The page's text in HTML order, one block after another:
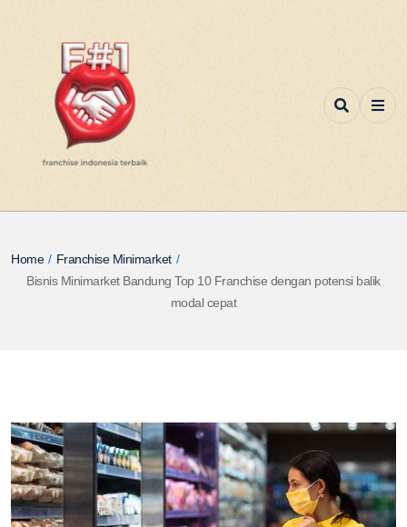
Home / Franchise Minimarket /
Bisnis Minimarket Bandung Top 10 Franchise dengan potensi balik
modal cepat